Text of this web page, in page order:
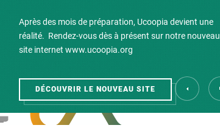
Après des mois de préparation, Ucoopia devient une
réalité. Rendez-vous dès à présent sur notre nouveau
site internet www.ucoopia.org
DÉCOUVRIR LE NOUVEAU SITE